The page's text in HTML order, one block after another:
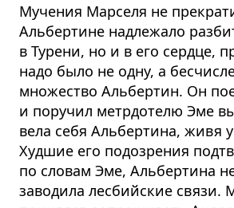
Мучения Марселя не
Альбертине надлежало
в Турени, но и в его сердце,
надо было не одну, а
множество Альбертин. Он
и поручил метрдотелю Эме
вела себя Альбертина, живя
Худшие его подозрения
по словам Эме, Альбертина
заводила лесбийские связи.